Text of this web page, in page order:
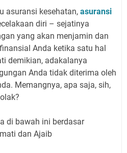
asuransi kesehatan, asuransi
diri – sejatinya
yang akan menjamin dan
Anda ketika satu hal
demikian, adakalanya
Anda tidak diterima oleh
Memangnya, apa saja, sih,
di bawah ini berdasar
dan Ajaib